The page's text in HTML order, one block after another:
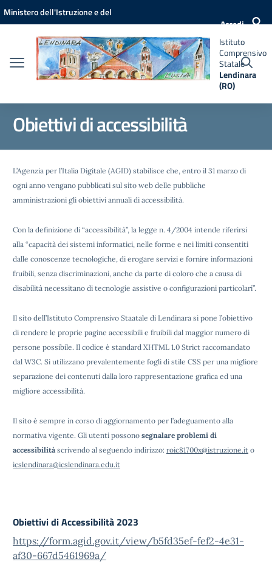
Vai ai contenuti
Vai al menu di navigazione
Vai al footer
Ministero dell'Istruzione e del
Accedi
Istituto
Comprensivo
Lendinara
(RO)
Istituto
Comprensivo
Statale
Lendinara
(RO)
Obiettivi di accessibilità
L’Agenzia per l’Italia Digitale (AGID) stabilisce che, entro il 31 marzo di
ogni anno vengano pubblicati sul sito web delle pubbliche
amministrazioni gli obiettivi annuali di accessibilità.
Con la definizione di “accessibilità”, la legge n. 4/2004 intende riferirsi
alla “capacità dei sistemi informatici, nelle forme e nei limiti consentiti
dalle conoscenze tecnologiche, di erogare servizi e fornire informazioni
fruibili, senza discriminazioni, anche da parte di coloro che a causa di
disabilità necessitano di tecnologie assistive o configurazioni particolari”.
Il sito dell’Istituto Comprensivo Staatale di Lendinara si pone l’obiettivo
di rendere le proprie pagine accessibili e fruibili dal maggior numero di
persone possibile. Il codice è standard XHTML 1.0 Strict raccomandato
dal W3C. Si utilizzano prevalentemente fogli di stile CSS per una migliore
separazione dei contenuti dalla loro rappresentazione grafica ed una
migliore accessibilità.
Il sito è sempre in corso di aggiornamento per l’adeguamento alla
normativa vigente. Gli utenti possono segnalare problemi di
accessibilità scrivendo al seguendo indirizzo: roic81700x@istruzione.it o
icslendinara@icslendinara.edu.it
Obiettivi di Accessibilità 2023
https://form.agid.gov.it/view/b5fd35ef-fef2-4e31-
af30-667d5461969a/